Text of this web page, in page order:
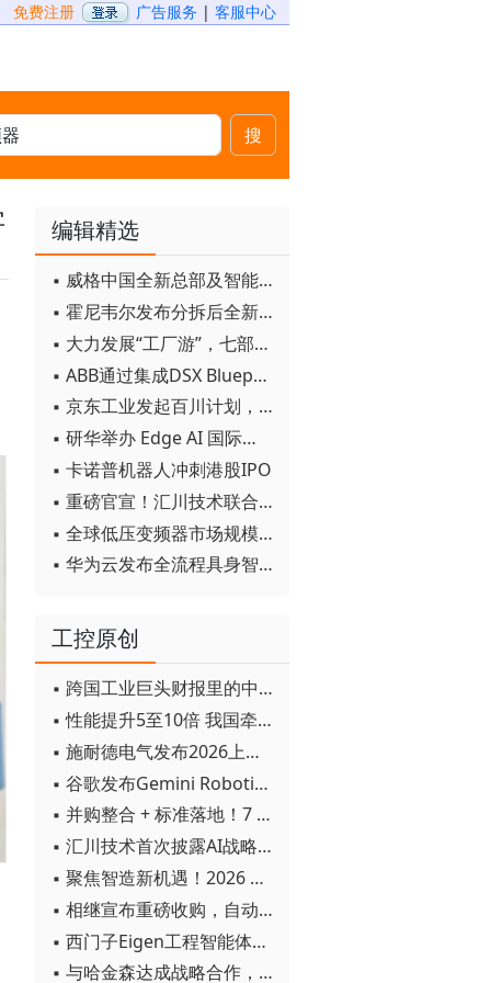
免费注册 广告服务 | 客服中心
搜
编辑精选
▪ 威格中国全新总部及智能工厂启用
▪ 霍尼韦尔发布分拆后全新品牌：霍尼韦尔科技与霍尼韦尔航空航天
▪ 大力发展“工厂游”，七部门联合发文！
▪ ABB通过集成DSX Blueprint AI基础设施，扩大与英伟达的合作
▪ 京东工业发起百川计划， 构建工业大模型新生态
▪ 研华举办 Edge AI 国际论坛
▪ 卡诺普机器人冲刺港股IPO
▪ 重磅官宣！汇川技术联合发起 D12 联盟，开创产教融合新范式
▪ 全球低压变频器市场规模2030年将超170亿美元
▪ 华为云发布全流程具身智能开发平台CloudRobo
工控原创
▪ 跨国工业巨头财报里的中国成绩单
▪ 性能提升5至10倍 我国牵头制定的WiTSnet工业以太网国际标准正式发布
▪ 施耐德电气发布2026上半年可持续发展成绩单 "Impact 2030"路线图开局稳健
▪ 谷歌发布Gemini Robotics 2模型 实现人形机器人全身智能控制突破
▪ 并购整合 + 标准落地！7 月工业自动化产业动态速递
▪ 汇川技术首次披露AI战略进展：从两个方面推动“AI业务化”落地
▪ 聚焦智造新机遇！2026 青岛数字化及智能制造技术论坛圆满落幕
▪ 相继宣布重磅收购，自动化巨头新一轮并购潮剑指何方？
▪ 西门子Eigen工程智能体落地中国，工业AI跨越物理世界“确定性”拐点
▪ 与哈金森达成战略合作，乐聚机器人何以持续获得工业巨头青睐？